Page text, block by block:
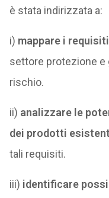
è stata indirizzata a:
i) mappare i
settore protezione e
rischio.
ii) analizzare le
dei prodotti
tali requisiti.
iii) identificare